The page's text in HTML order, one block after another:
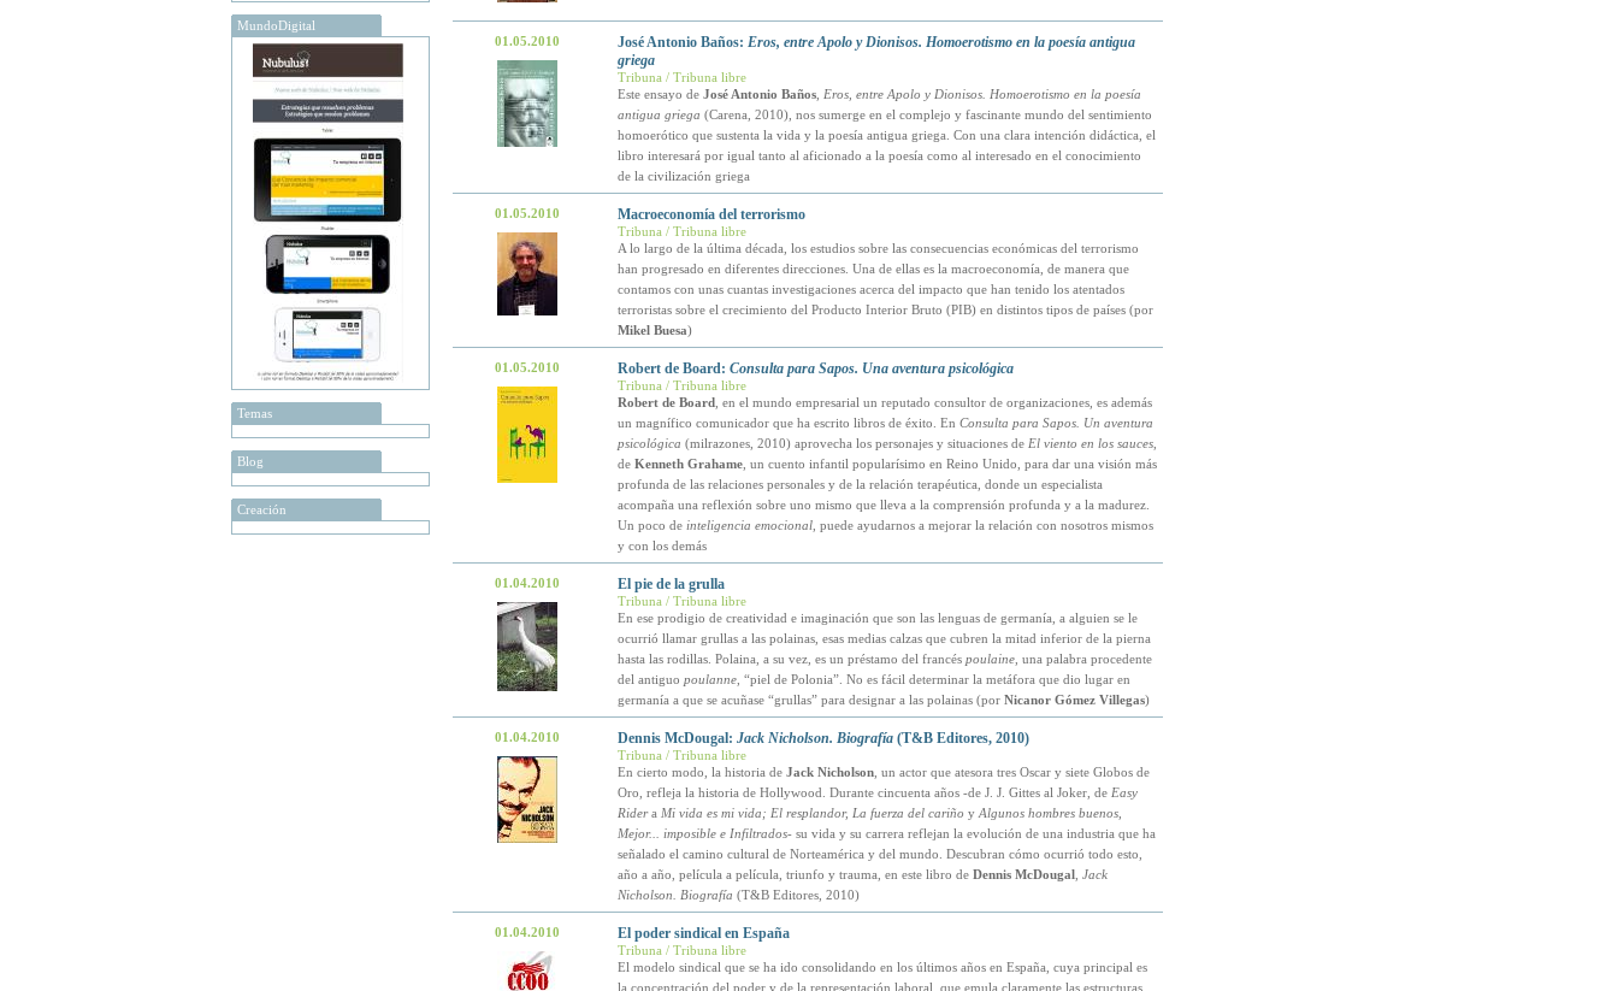
MundoDigital
Temas
Blog
Creación
01.05.2010 José Antonio Baños: Eros, entre Apolo y Dionisos. Homoerotismo en la poesía antigua
griega
Tribuna / Tribuna libre
Este ensayo de José Antonio Baños, Eros, entre Apolo y Dionisos. Homoerotismo en la poesía
antigua griega (Carena, 2010), nos sumerge en el complejo y fascinante mundo del sentimiento
homoerótico que sustenta la vida y la poesía antigua griega. Con una clara intención didáctica, el
libro interesará por igual tanto al aficionado a la poesía como al interesado en el conocimiento
de la civilización griega
01.05.2010 Macroeconomía del terrorismo
Tribuna / Tribuna libre
A lo largo de la última década, los estudios sobre las consecuencias económicas del terrorismo
han progresado en diferentes direcciones. Una de ellas es la macroeconomía, de manera que
contamos con unas cuantas investigaciones acerca del impacto que han tenido los atentados
terroristas sobre el crecimiento del Producto Interior Bruto (PIB) en distintos tipos de países (por
Mikel Buesa)
01.05.2010 Robert de Board: Consulta para Sapos. Una aventura psicológica
Tribuna / Tribuna libre
Robert de Board, en el mundo empresarial un reputado consultor de organizaciones, es además
un magnífico comunicador que ha escrito libros de éxito. En Consulta para Sapos. Un aventura
psicológica (milrazones, 2010) aprovecha los personajes y situaciones de El viento en los sauces,
de Kenneth Grahame, un cuento infantil popularísimo en Reino Unido, para dar una visión más
profunda de las relaciones personales y de la relación terapéutica, donde un especialista
acompaña una reflexión sobre uno mismo que lleva a la comprensión profunda y a la madurez.
Un poco de inteligencia emocional, puede ayudarnos a mejorar la relación con nosotros mismos
y con los demás
01.04.2010 El pie de la grulla
Tribuna / Tribuna libre
En ese prodigio de creatividad e imaginación que son las lenguas de germanía, a alguien se le
ocurrió llamar grullas a las polainas, esas medias calzas que cubren la mitad inferior de la pierna
hasta las rodillas. Polaina, a su vez, es un préstamo del francés poulaine, una palabra procedente
del antiguo poulanne, “piel de Polonia”. No es fácil determinar la metáfora que dio lugar en
germanía a que se acuñase “grullas” para designar a las polainas (por Nicanor Gómez Villegas)
01.04.2010 Dennis McDougal: Jack Nicholson. Biografía(T&B Editores, 2010)
Tribuna / Tribuna libre
En cierto modo, la historia de Jack Nicholson, un actor que atesora tres Oscar y siete Globos de
Oro, refleja la historia de Hollywood. Durante cincuenta años -de J. J. Gittes al Joker, de Easy
Ridera Mi vida es mi vida; El resplandor, La fuerza del cariño y Algunos hombres buenos,
Mejor... imposible e Infiltrados- su vida y su carrera reflejan la evolución de una industria que ha
señalado el camino cultural de Norteamérica y del mundo. Descubran cómo ocurrió todo esto,
año a año, película a película, triunfo y trauma, en este libro de Dennis McDougal, Jack
Nicholson. Biografía (T&B Editores, 2010)
01.04.2010 El poder sindical en España
Tribuna / Tribuna libre
El modelo sindical que se ha ido consolidando en los últimos años en España, cuya principal es
la concentración del poder y de la representación laboral, que emula claramente las estructuras